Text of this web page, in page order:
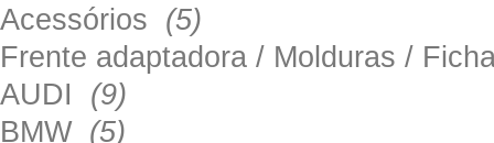
Acessórios (5)
Frente adaptadora / Molduras /
AUDI (9)
BMW (5)